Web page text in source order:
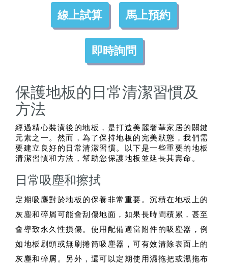
線上試算 馬上預約
即時詢問
保護地板的日常清潔習慣及
方法
經過精心裝潢後的地板，是打造美麗奢華家居的關鍵
元素之一。然而，為了保持地板的完美狀態，我們需
要建立良好的日常清潔習慣。以下是一些重要的地板
清潔習慣和方法，幫助您保護地板並延長其壽命。
日常吸塵和擦拭
定期吸塵對於地板的保養非常重要。沉積在地板上的
灰塵和碎屑可能會刮傷地面，如果長時間積累，甚至
會導致永久性損傷。使用配備適當附件的吸塵器，例
如地板刷頭或無刷捲筒吸塵器，可有效清除表面上的
灰塵和碎屑。另外，還可以定期使用濕拖把或濕拖布